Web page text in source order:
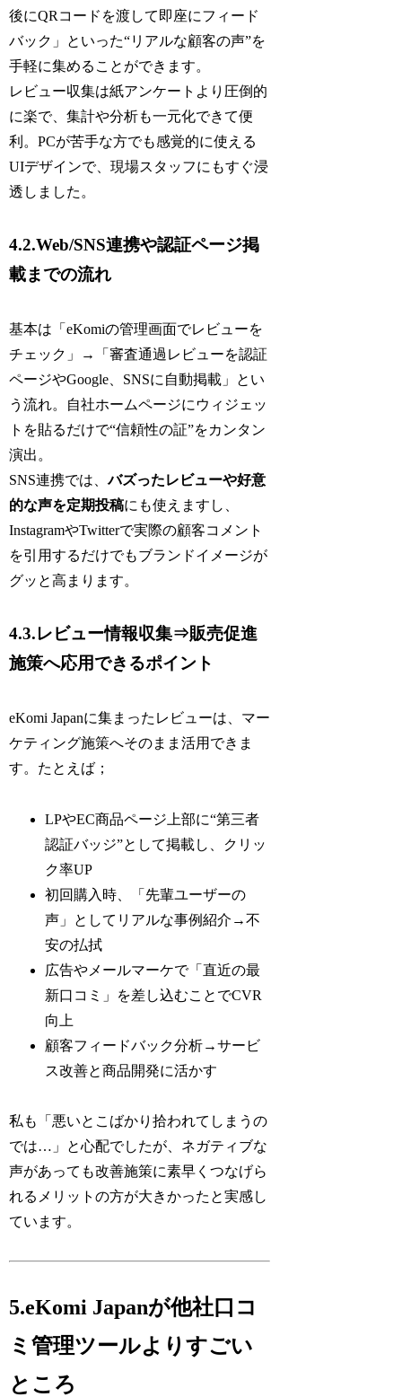
後にQRコードを渡して即座にフィード
バック」といった“リアルな顧客の声”を
手軽に集めることができます。
レビュー収集は紙アンケートより圧倒的
に楽で、集計や分析も一元化できて便
利。PCが苦手な方でも感覚的に使える
UIデザインで、現場スタッフにもすぐ浸
透しました。
4.2.Web/SNS連携や認証ページ掲
載までの流れ
基本は「eKomiの管理画面でレビューを
チェック」→「審査通過レビューを認証
ページやGoogle、SNSに自動掲載」とい
う流れ。自社ホームページにウィジェッ
トを貼るだけで“信頼性の証”をカンタン
演出。
SNS連携では、バズったレビューや好意
的な声を定期投稿にも使えますし、
InstagramやTwitterで実際の顧客コメント
を引用するだけでもブランドイメージが
グッと高まります。
4.3.レビュー情報収集⇒販売促進
施策へ応用できるポイント
eKomi Japanに集まったレビューは、マー
ケティング施策へそのまま活用できま
す。たとえば；
LPやEC商品ページ上部に“第三者
認証バッジ”として掲載し、クリッ
ク率UP
初回購入時、「先輩ユーザーの
声」としてリアルな事例紹介→不
安の払拭
広告やメールマーケで「直近の最
新口コミ」を差し込むことでCVR
向上
顧客フィードバック分析→サービ
ス改善と商品開発に活かす
私も「悪いとこばかり拾われてしまうの
では…」と心配でしたが、ネガティブな
声があっても改善施策に素早くつなげら
れるメリットの方が大きかったと実感し
ています。
5.eKomi Japanが他社口コ
ミ管理ツールよりすごい
ところ